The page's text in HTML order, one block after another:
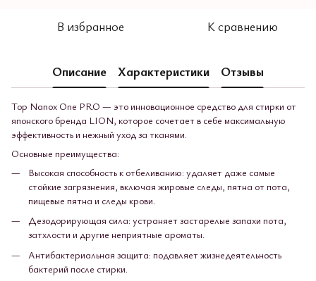
В избранное К сравнению
Описание Характеристики Отзывы
Top Nanox One PRO — это инновационное средство для стирки от
японского бренда LION, которое сочетает в себе максимальную
эффективность и нежный уход за тканями.
Основные преимущества:
Высокая способность к отбеливанию: удаляет даже самые
стойкие загрязнения, включая жировые следы, пятна от пота,
пищевые пятна и следы крови.
Дезодорирующая сила: устраняет застарелые запахи пота,
затхлости и другие неприятные ароматы.
Антибактериальная защита: подавляет жизнедеятельность
бактерий после стирки.